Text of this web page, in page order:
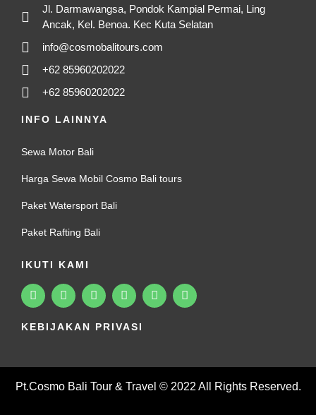
Jl. Darmawangsa, Pondok Kampial Permai, Ling
Ancak, Kel. Benoa. Kec Kuta Selatan
info@cosmobalitours.com
+62 85960202022
+62 85960202022
INFO LAINNYA
Sewa Motor Bali
Harga Sewa Mobil Cosmo Bali tours
Paket Watersport Bali
Paket Rafting Bali
IKUTI KAMI
KEBIJAKAN PRIVASI
Pt.Cosmo Bali Tour & Travel © 2022 All Rights Reserved.